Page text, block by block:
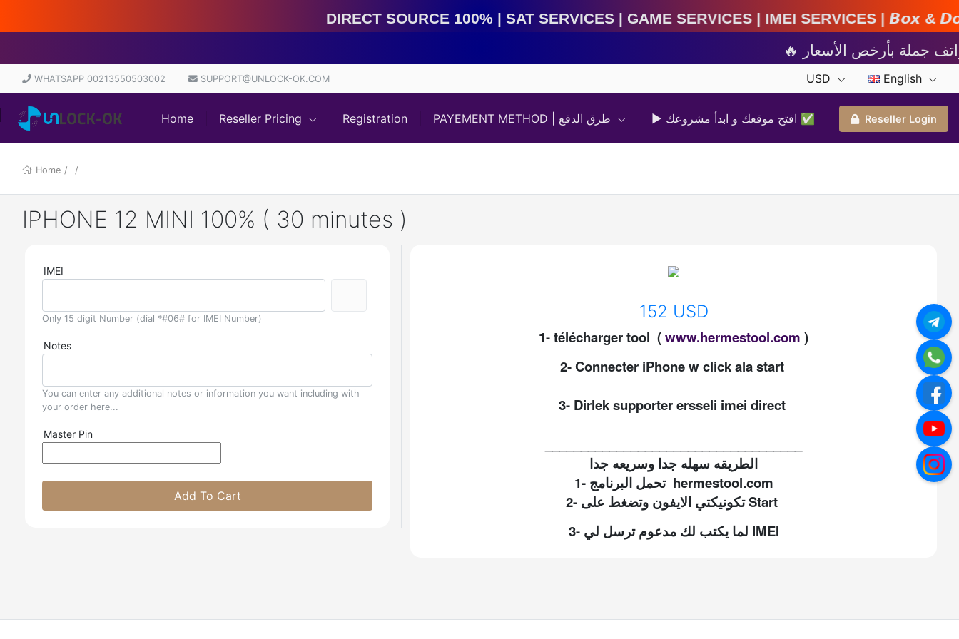
Direct Source 100% | Sat Services | Game Services | IMEI Services | 𝘽𝙤𝙭 &
WHATSAPP 00213550503002 SUPPORT@UNLOCK-OK.COM USD English
Home Reseller Pricing Registration ▶ افتح موقعك و ابدأ مشروعك ✅️ Reseller Login
Home / /
IPHONE 12 MINI 100% ( 30 minutes )
IMEI
Only 15 digit Number (dial *#06# for IMEI Number)
Notes
You can enter any additional notes or information you want including with
your order here...
Master Pin
Add To Cart
152 USD
1- télécharger tool (www.hermestool.com )
2- Connecter iPhone w click ala start
3- Dirlek supporter ersseli imei direct
الطريقه سهله جدا وسريعه جدا
1- تحمل البرنامج hermestool.com
2- تكونيكتي الايفون وتضغط على Start
3-
لما يكتب لك مدعوم ترسل لي IMEI